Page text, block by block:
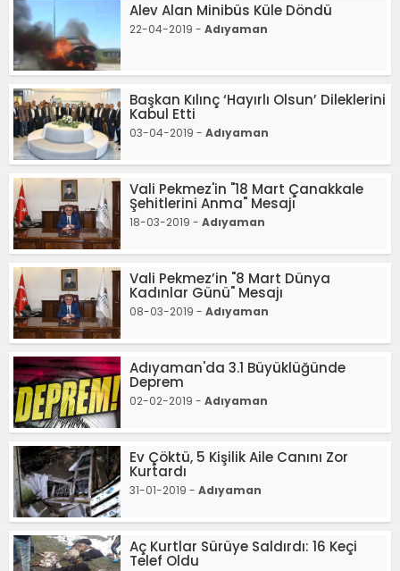
Alev Alan Minibüs Küle Döndü
22-04-2019 - Adıyaman
Başkan Kılınç ‘Hayırlı Olsun’ Dileklerini
Kabul Etti
03-04-2019 - Adıyaman
Vali Pekmez'in "18 Mart Çanakkale
Şehitlerini Anma" Mesajı
18-03-2019 - Adıyaman
Vali Pekmez’in "8 Mart Dünya
Kadınlar Günü" Mesajı
08-03-2019 - Adıyaman
Adıyaman'da 3.1 Büyüklüğünde
Deprem
02-02-2019 - Adıyaman
Ev Çöktü, 5 Kişilik Aile Canını Zor
Kurtardı
31-01-2019 - Adıyaman
Aç Kurtlar Sürüye Saldırdı: 16 Keçi
Telef Oldu